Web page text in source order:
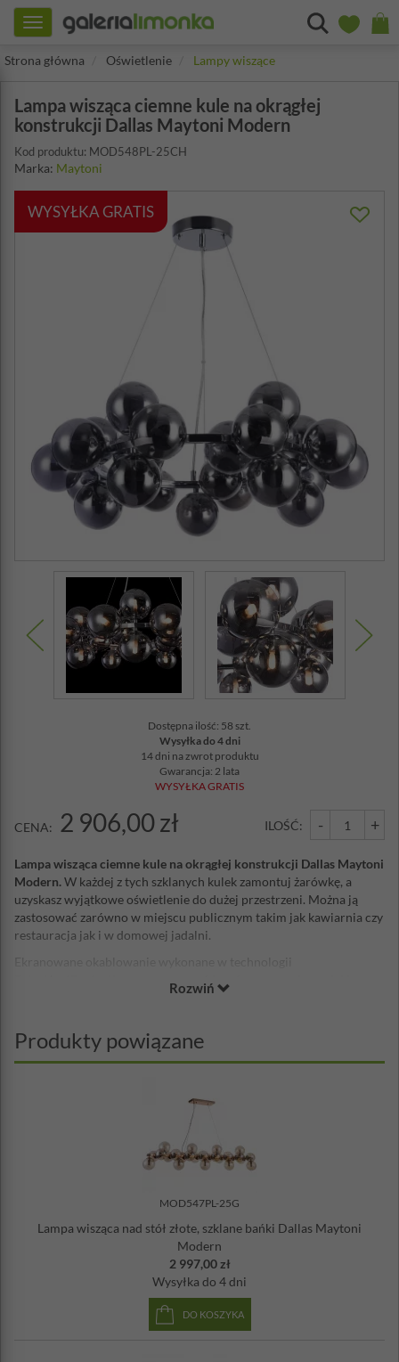
Toggle
navigation
Strona główna
Oświetlenie Lampy wiszące
Lampa wisząca ciemne kule na okrągłej
konstrukcji Dallas Maytoni Modern
Kod produktu: MOD548PL-25CH
Marka: Maytoni
WYSYŁKA GRATIS
Dostępna ilość: 58 szt.
Wysyłka do 4 dni
14 dni na zwrot produktu
Gwarancja: 2 lata
WYSYŁKA GRATIS
CENA: 2 906,00 zł ILOŚĆ: - +
Lampa wisząca ciemne kule na okrągłej konstrukcji Dallas Maytoni
Modern.W każdej z tych szklanych kulek zamontuj żarówkę, a
uzyskasz wyjątkowe oświetlenie do dużej przestrzeni. Można ją
zastosować zarówno w miejscu publicznym takim jak kawiarnia czy
restauracja jak i w domowej jadalni.
zapewnia stabilną pracę produktu bez awarii.
części, zapewniając nieprzerwaną pracę i długą żywotność lampy.
Unikalna opatentowana technologia OriginColour do produkcji
opatentowanego blokera ultrafioletowego do składu chemicznego
farby, co zapewnia stabilność farby i minimalizuje zużycie.
Materiał: metal, szkło
Wysokość lampy: 23,8 cm
Wysokość całkowita: 135,4 cm
Wysokość osłony przy suficie: 2,5 cm
Średnica osłony przy suficie: 12 cm
Max. moc żarówki: 28W
Rozwiń
Produkty powiązane
MOD547PL-25G
Lampa wisząca nad stół złote, szklane bańki Dallas Maytoni
Modern
2 997,00 zł
Wysyłka do 4 dni
DO KOSZYKA